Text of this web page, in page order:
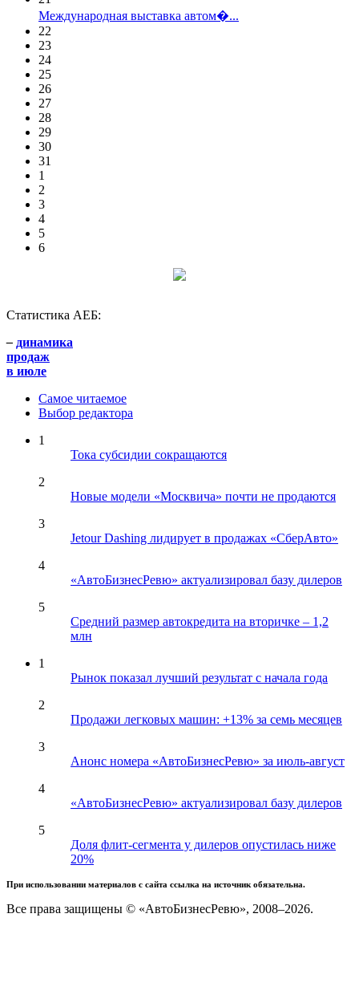
Международная выставка автом�...
22
23
24
25
26
27
28
29
30
31
1
2
3
4
5
6
Статистика АЕБ:
– динамика
продаж
в июле
Самое читаемое
Выбор редактора
1
Тока субсидии сокращаются
2
Новые модели «Москвича» почти не продаются
3
Jetour Dashing лидирует в продажах «СберАвто»
4
«АвтоБизнесРевю» актуализировал базу дилеров
5
Средний размер автокредита на вторичке – 1,2
млн
1
Рынок показал лучший результат с начала года
2
Продажи легковых машин: +13% за семь месяцев
3
Анонс номера «АвтоБизнесРевю» за июль-август
4
«АвтоБизнесРевю» актуализировал базу дилеров
5
Доля флит-сегмента у дилеров опустилась ниже
20%
При использовании материалов с сайта ссылка на источник обязательна.
Все права защищены © «АвтоБизнесРевю», 2008–2026.